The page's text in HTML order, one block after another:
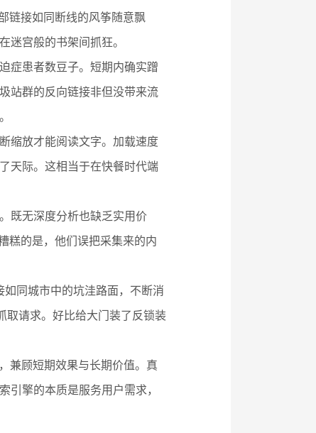
链接如同断线的风筝随意飘
迷宫般的书架间抓狂。
症患者数豆子。短期内确实蹭
站群的反向链接非但没带来流
缩放才能阅读文字。加载速度
天际。这相当于在快餐时代端
既无深度分析也缺乏实用价
糕的是，他们误把采集来的内
同城市中的坑洼路面，不断消
取请求。好比给大门装了反锁装
兼顾短期效果与长期价值。真
擎的本质是服务用户需求，